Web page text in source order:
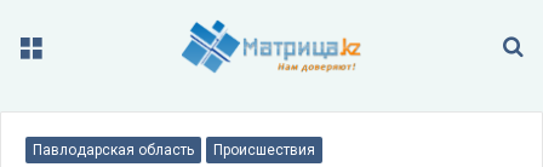
Меню
Павлодарская область Происшествия